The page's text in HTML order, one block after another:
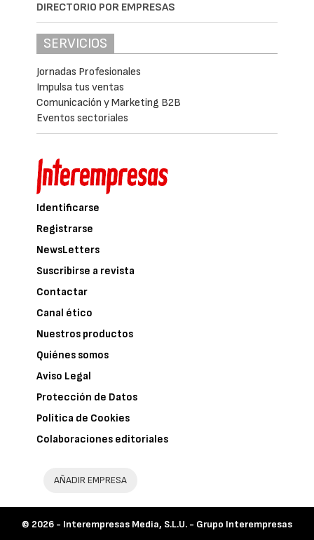
DIRECTORIO POR EMPRESAS
SERVICIOS
Jornadas Profesionales
Impulsa tus ventas
Comunicación y Marketing B2B
Eventos sectoriales
Identificarse
Registrarse
NewsLetters
Suscribirse a revista
Contactar
Canal ético
Nuestros productos
Quiénes somos
Aviso Legal
Protección de Datos
Política de Cookies
Colaboraciones editoriales
AÑADIR EMPRESA
© 2026 - Interempresas Media, S.L.U. - Grupo Interempresas